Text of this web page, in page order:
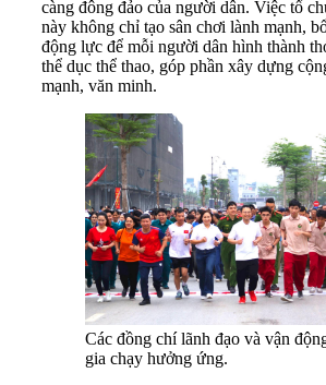
càng đông đảo của người dân. Việc tổ
này không chỉ tạo sân chơi lành mạnh,
động lực để mỗi người dân hình thành
thể dục thể thao, góp phần xây dựng
mạnh, văn minh.
Các đồng chí lãnh đạo và vận
gia chạy hưởng ứng.